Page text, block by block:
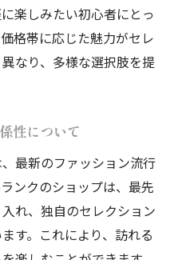
楽しみたい初心者にとっ
格帯に応じた魅力がセレ
なり、多様な選択肢を提
性について
最新のファッション流行
ンクのショップは、最先
れ、独自のセレクション
す。これにより、訪れる